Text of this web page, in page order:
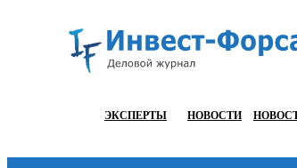
ЭКСПЕРТЫ НОВОСТИ